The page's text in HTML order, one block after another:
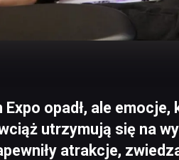
opadł, ale emocje,
utrzymują się na
atrakcje,